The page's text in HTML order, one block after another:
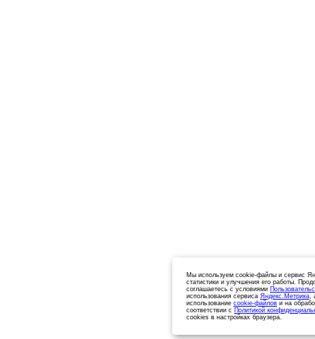
Мы используем cookie-файлы и сервис
статистики и улучшения его работы.
соглашаетесь с условиями
использования сервиса Яндекс.Метрика,
использование cookie-файлов и на
соответствии с Политикой
cookies в настройках браузера.